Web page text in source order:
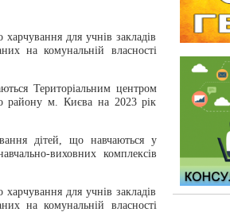
для учнів закладів
на комунальній власності
Територіальним центром
району м. Києва на 2023 рік
дітей, що навчаються у
виховних комплексів
для учнів закладів
на комунальній власності